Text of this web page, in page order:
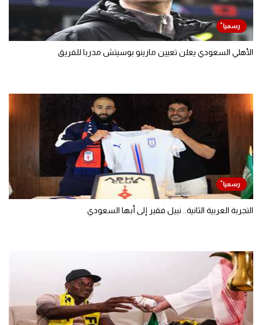
الأهلي السعودي يعلن تعيين مارينو بوسيتش مدربا للفريق
التجربة العربية الثانية.. نبيل فقير إلى أبها السعودي